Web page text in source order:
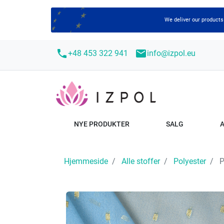
We deliver our
call+48 453 322 941 mailinfo@izpol.eu
NYE PRODUKTER SALG
Hjemmeside Alle stoffer Polyester